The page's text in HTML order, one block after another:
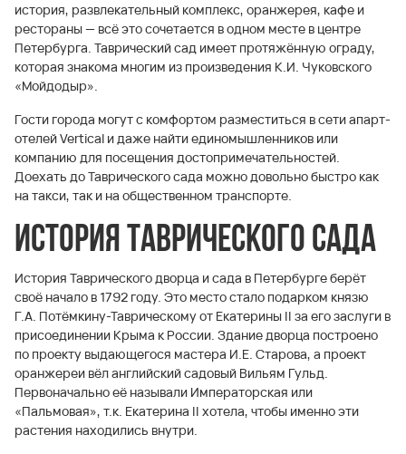
история, развлекательный комплекс, оранжерея, кафе и
рестораны — всё это сочетается в одном месте в центре
Петербурга. Таврический сад имеет протяжённую ограду,
которая знакома многим из произведения К.И. Чуковского
«Мойдодыр».
Гости города могут с комфортом разместиться в сети апарт-
отелей Vertical и даже найти единомышленников или
компанию для посещения достопримечательностей.
Доехать до Таврического сада можно довольно быстро как
на такси, так и на общественном транспорте.
История Таврического сада
История Таврического дворца и сада в Петербурге берёт
своё начало в 1792 году. Это место стало подарком князю
Г.А. Потёмкину-Таврическому от Екатерины II за его заслуги в
присоединении Крыма к России. Здание дворца построено
по проекту выдающегося мастера И.Е. Старова, а проект
оранжереи вёл английский садовый Вильям Гульд.
Первоначально её называли Императорская или
«Пальмовая», т.к. Екатерина II хотела, чтобы именно эти
растения находились внутри.